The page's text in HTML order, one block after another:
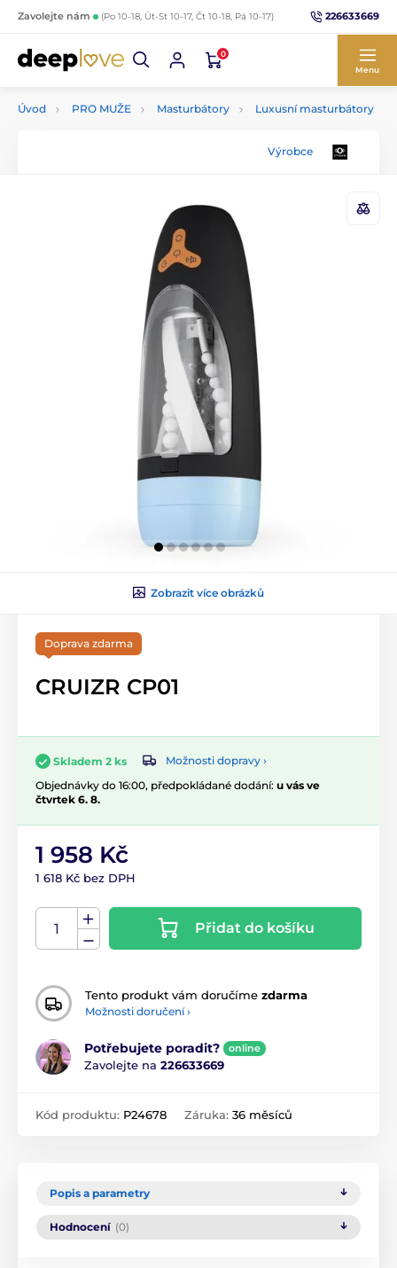
Zavolejte nám (Po 10-18, Út-St 10-17, Čt 10-18, Pá 10-17) 226633669
0
Menu
Úvod PRO MUŽE Masturbátory Luxusní masturbátory
Výrobce
Zobrazit více obrázků
Doprava zdarma
CRUIZR CP01
Skladem 2 ks
Možnosti dopravy ›
Objednávky do 16:00, předpokládané dodání: u vás ve
čtvrtek 6. 8.
1 958 Kč
1 618 Kč bez DPH
Přidat do košíku
Tento produkt vám doručíme zdarma
Možnosti doručení ›
Potřebujete poradit? online
Zavolejte na 226633669
Kód produktu: P24678 Záruka: 36 měsíců
Popis a parametry
Hodnocení (0)